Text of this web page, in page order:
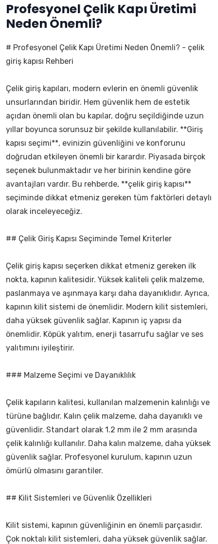
Profesyonel Çelik Kapı Üretimi
Neden Önemli?
# Profesyonel Çelik Kapı Üretimi Neden Önemli? - çelik
giriş kapısı Rehberi
Çelik giriş kapıları, modern evlerin en önemli güvenlik
unsurlarından biridir. Hem güvenlik hem de estetik
açıdan önemli olan bu kapılar, doğru seçildiğinde uzun
yıllar boyunca sorunsuz bir şekilde kullanılabilir. **Giriş
kapısı seçimi**, evinizin güvenliğini ve konforunu
doğrudan etkileyen önemli bir karardır. Piyasada birçok
seçenek bulunmaktadır ve her birinin kendine göre
avantajları vardır. Bu rehberde, **çelik giriş kapısı**
seçiminde dikkat etmeniz gereken tüm faktörleri detaylı
olarak inceleyeceğiz.
## Çelik Giriş Kapısı Seçiminde Temel Kriterler
Çelik giriş kapısı seçerken dikkat etmeniz gereken ilk
nokta, kapının kalitesidir. Yüksek kaliteli çelik malzeme,
paslanmaya ve aşınmaya karşı daha dayanıklıdır. Ayrıca,
kapının kilit sistemi de önemlidir. Modern kilit sistemleri,
daha yüksek güvenlik sağlar. Kapının iç yapısı da
önemlidir. Köpük yalıtım, enerji tasarrufu sağlar ve ses
yalıtımını iyileştirir.
### Malzeme Seçimi ve Dayanıklılık
Çelik kapıların kalitesi, kullanılan malzemenin kalınlığı ve
türüne bağlıdır. Kalın çelik malzeme, daha dayanıklı ve
güvenlidir. Standart olarak 1.2 mm ile 2 mm arasında
çelik kalınlığı kullanılır. Daha kalın malzeme, daha yüksek
güvenlik sağlar. Profesyonel kurulum, kapının uzun
ömürlü olmasını garantiler.
## Kilit Sistemleri ve Güvenlik Özellikleri
Kilit sistemi, kapının güvenliğinin en önemli parçasıdır.
Çok noktalı kilit sistemleri, daha yüksek güvenlik sağlar.